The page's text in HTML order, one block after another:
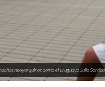
neoyorquinos como el uruguayo Julio